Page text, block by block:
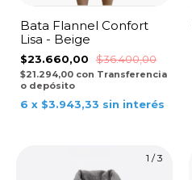
Bata Flannel Confort
Lisa - Beige
$23.660,00 $36.400,00
$21.294,00 con Transferencia
o depósito
6 x $3.943,33 sin interés
1 /3